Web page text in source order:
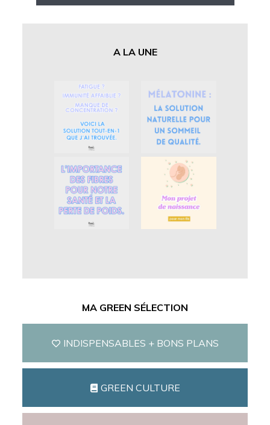
A LA UNE
MA GREEN SÉLECTION
INDISPENSABLES + BONS PLANS
GREEN CULTURE